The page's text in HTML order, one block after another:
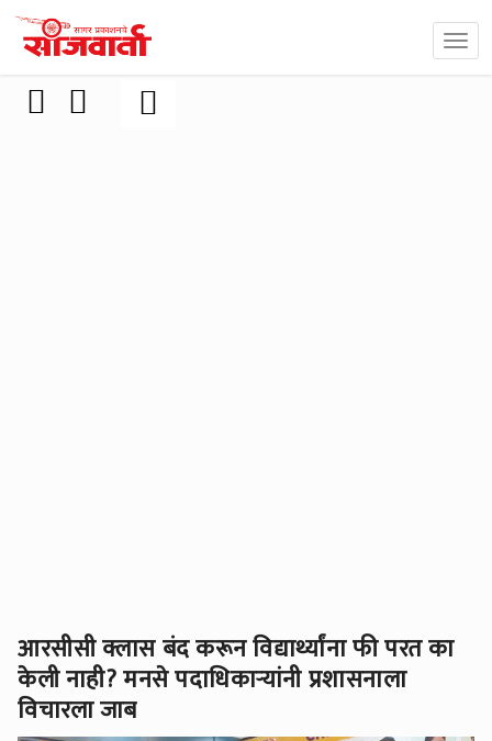
आरसीसी क्लास बंद करून विद्यार्थ्यांना फी परत का
केली नाही? मनसे पदाधिकाऱ्यांनी प्रशासनाला
विचारला जाब